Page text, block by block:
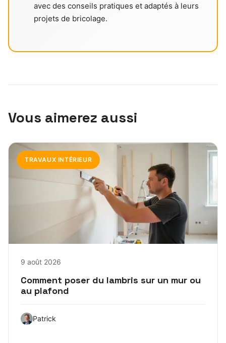
avec des conseils pratiques et adaptés à leurs
projets de bricolage.
Vous aimerez aussi
TRAVAUX INTÉRIEUR
9 août 2026
Comment poser du lambris sur un mur ou
au plafond
Patrick